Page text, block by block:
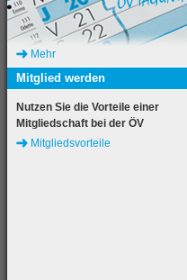
Mehr
Mitglied werden
Nutzen Sie die Vorteile einer
Mitgliedschaft bei der ÖV
Mitgliedsvorteile